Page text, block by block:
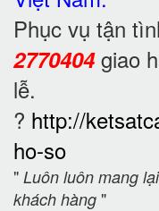
Phục vụ tận
2770404giao
lễ.
? http://
ho-so
" Luôn luôn mang
khách hàng "